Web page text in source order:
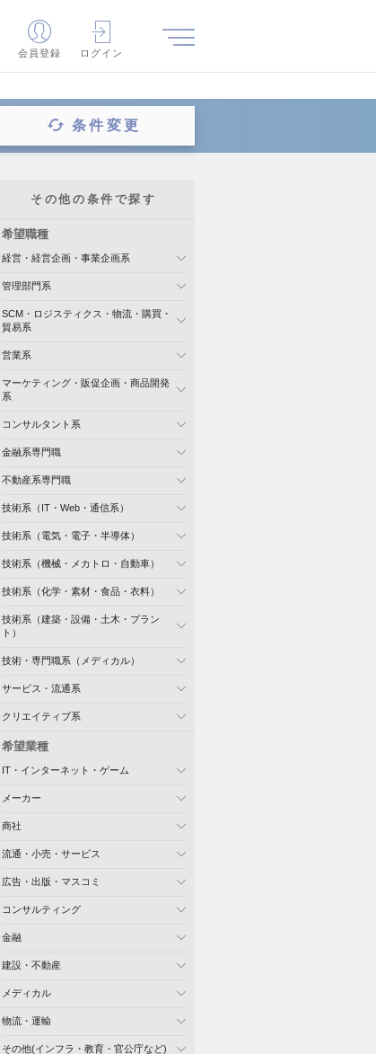
会員登録 ログイン
条件変更
その他の条件で探す
希望職種
経営・経営企画・事業企画系
管理部門系
SCM・ロジスティクス・物流・購買・
貿易系
営業系
マーケティング・販促企画・商品開発
系
コンサルタント系
金融系専門職
不動産系専門職
技術系（IT・Web・通信系）
技術系（電気・電子・半導体）
技術系（機械・メカトロ・自動車）
技術系（化学・素材・食品・衣料）
技術系（建築・設備・土木・プラン
ト）
技術・専門職系（メディカル）
サービス・流通系
クリエイティブ系
希望業種
IT・インターネット・ゲーム
メーカー
商社
流通・小売・サービス
広告・出版・マスコミ
コンサルティング
金融
建設・不動産
メディカル
物流・運輸
その他(インフラ・教育・官公庁など)